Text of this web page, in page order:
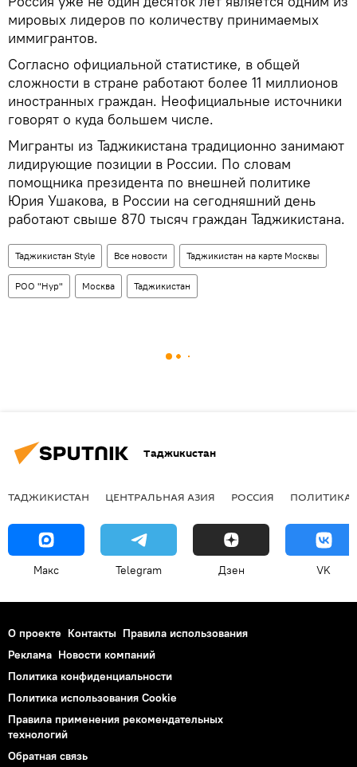
мировых лидеров по количеству принимаемых
иммигрантов.
Согласно официальной статистике, в общей
сложности в стране работают более 11 миллионов
иностранных граждан. Неофициальные источники
говорят о куда большем числе.
Мигранты из Таджикистана традиционно занимают
лидирующие позиции в России. По словам
помощника президента по внешней политике
Юрия Ушакова, в России на сегодняшний день
работают свыше 870 тысяч граждан Таджикистана.
Таджикистан Style Все новости Таджикистан на карте Москвы
РОО "Нур" Москва Таджикистан
Таджикистан
ТАДЖИКИСТАН ЦЕНТРАЛЬНАЯ АЗИЯ РОССИЯ ПОЛИТИКА
Макс Telegram Дзен VK
О проекте Контакты Правила использования
Реклама Новости компаний
Политика конфиденциальности
Политика использования Cookie
Правила применения рекомендательных
технологий
Обратная связь